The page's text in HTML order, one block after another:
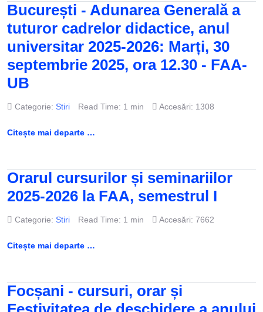
București - Adunarea Generală a
tuturor cadrelor didactice, anul
universitar 2025-2026: Marți, 30
septembrie 2025, ora 12.30 - FAA-
UB
Categorie: Stiri Read Time: 1 min Accesări: 1308
Citește mai departe …
Orarul cursurilor și seminariilor
2025-2026 la FAA, semestrul I
Categorie: Stiri Read Time: 1 min Accesări: 7662
Citește mai departe …
Focșani - cursuri, orar și